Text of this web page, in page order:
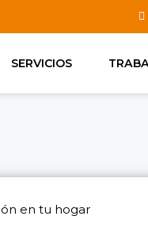
SERVICIOS
en tu hogar